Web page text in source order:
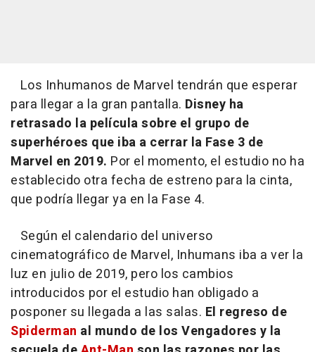
Los Inhumanos de Marvel tendrán que esperar
para llegar a la gran pantalla. Disney ha
retrasado la película sobre el grupo de
superhéroes que iba a cerrar la Fase 3 de
Marvel en 2019. Por el momento, el estudio no ha
establecido otra fecha de estreno para la cinta,
que podría llegar ya en la Fase 4.
Según el calendario del universo
cinematográfico de Marvel, Inhumans iba a ver la
luz en julio de 2019, pero los cambios
introducidos por el estudio han obligado a
posponer su llegada a las salas. El regreso de
Spiderman al mundo de los Vengadores y la